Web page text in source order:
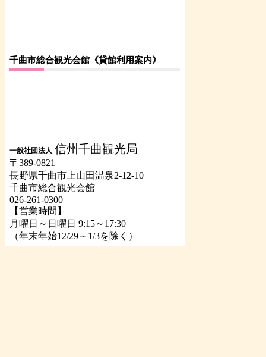
千曲市総合観光会館《貸館利用案内》
一般社団法人 信州千曲観光局
〒389-0821
長野県千曲市上山田温泉2-12-10
千曲市総合観光会館
026-261-0300
【営業時間】
月曜日～日曜日 9:15～17:30
（年末年始12/29～1/3を除く）